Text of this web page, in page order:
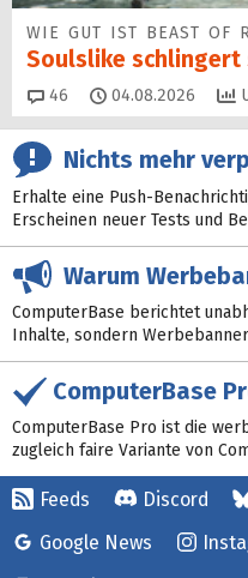
WIE GUT IST BEAST OF
Soulslike schlingert
46 Kommentare
04.08.2026
Nichts mehr
Erhalte eine Push-
Erscheinen neuer Tests und
Warum
ComputerBase berichtet
Inhalte, sondern
ComputerBase
ComputerBase Pro ist die
zugleich faire Variante von
Feeds Discord
Google News